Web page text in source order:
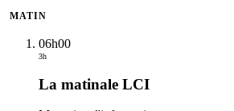
MATIN
06h00
3h
La matinale LCI